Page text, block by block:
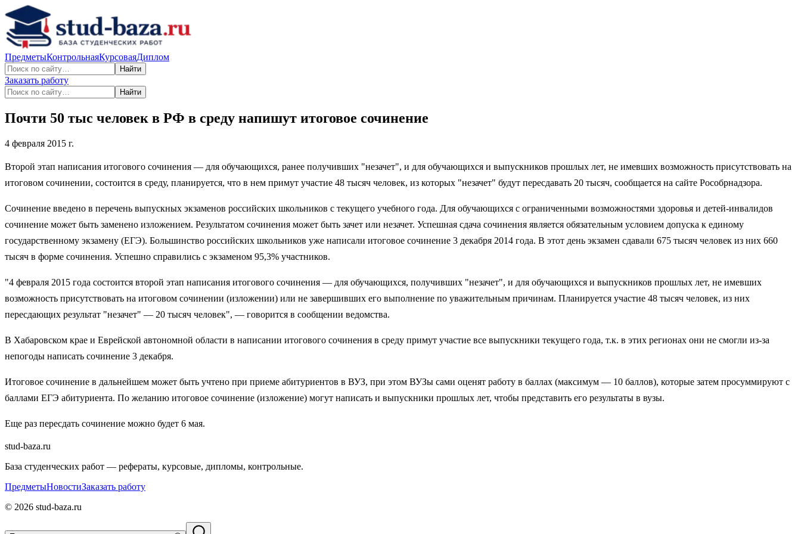
ПредметыКонтрольнаяКурсоваяДиплом
Найти
Заказать работу
Найти
Почти 50 тыс человек в РФ в среду напишут итоговое сочинение
4 февраля 2015 г.
Второй этап написания итогового сочинения — для обучающихся, ранее получивших "незачет", и для обучающихся и выпускников прошлых лет, не имевших возможность присутствовать на
итоговом сочинении, состоится в среду, планируется, что в нем примут участие 48 тысяч человек, из которых "незачет" будут пересдавать 20 тысяч, сообщается на сайте Рособрнадзора.
Сочинение введено в перечень выпускных экзаменов российских школьников с текущего учебного года. Для обучающихся с ограниченными возможностями здоровья и детей-инвалидов
сочинение может быть заменено изложением. Результатом сочинения может быть зачет или незачет. Успешная сдача сочинения является обязательным условием допуска к единому
государственному экзамену (ЕГЭ). Большинство российских школьников уже написали итоговое сочинение 3 декабря 2014 года. В этот день экзамен сдавали 675 тысяч человек из них 660
тысяч в форме сочинения. Успешно справились с экзаменом 95,3% участников.
"4 февраля 2015 года состоится второй этап написания итогового сочинения — для обучающихся, получивших "незачет", и для обучающихся и выпускников прошлых лет, не имевших
возможность присутствовать на итоговом сочинении (изложении) или не завершивших его выполнение по уважительным причинам. Планируется участие 48 тысяч человек, из них
пересдающих результат "незачет" — 20 тысяч человек", — говорится в сообщении ведомства.
В Хабаровском крае и Еврейской автономной области в написании итогового сочинения в среду примут участие все выпускники текущего года, т.к. в этих регионах они не смогли из-за
непогоды написать сочинение 3 декабря.
Итоговое сочинение в дальнейшем может быть учтено при приеме абитуриентов в ВУЗ, при этом ВУЗы сами оценят работу в баллах (максимум — 10 баллов), которые затем просуммируют с
баллами ЕГЭ абитуриента. По желанию итоговое сочинение (изложение) могут написать и выпускники прошлых лет, чтобы представить его результаты в вузы.
Еще раз пересдать сочинение можно будет 6 мая.
stud-baza.ru
База студенческих работ — рефераты, курсовые, дипломы, контрольные.
ПредметыНовостиЗаказать работу
© 2026 stud-baza.ru